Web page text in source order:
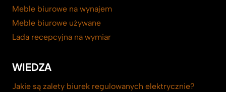
Meble biurowe na wynajem
Meble biurowe używane
Lada recepcyjna na wymiar
WIEDZA
Jakie są zalety biurek regulowanych elektrycznie?